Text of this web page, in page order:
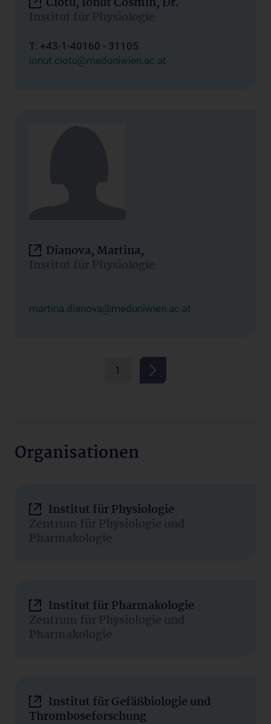
Institut für Physiologie
T: +43-1-40160 - 31105
ionut.ciotu@meduniwien.ac.at
Dianova, Martina,
Institut für Physiologie
martina.dianova@meduniwien.ac.at
1
Organisationen
Institut für Physiologie
Zentrum für Physiologie und
Pharmakologie
Institut für Pharmakologie
Zentrum für Physiologie und
Pharmakologie
Institut für Gefäßbiologie und
Thromboseforschung